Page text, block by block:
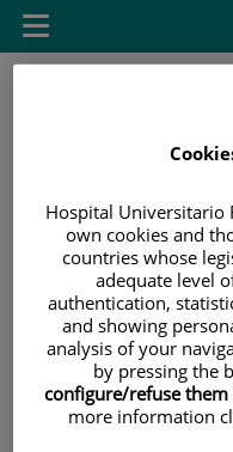
Saltar al contenido
contenido
Buscar
Toggle
navigation
INICIO|
|PRODUCCIÓN
Hospital Universitario
own cookies and
countries whose
adequate level
authentication,
and showing
analysis of your
by pressing the
configure/refuse them
more information